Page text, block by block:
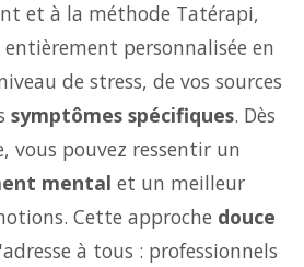
et à la méthode Tatérapi,
entièrement personnalisée en
de stress, de vos sources
symptômes spécifiques. Dès
vous pouvez ressentir un
mental et un meilleur
Cette approche douce
à tous : professionnels